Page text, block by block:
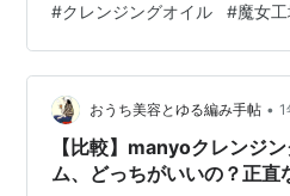
イルたち。 スルスルっとなめ
穴の奥の汚れまでやさしくキ
法がとろけていくみたい。 洗
ちり。 オイルなのに重たさゼ
しっとり感…？」と感じる人も
ダブル洗顔不要。 お風呂あが…
#クレンジングオイル #魔女
おうち美容とゆる編み手帖 •
【比較】manyoクレンジ
ム、どっちがいいの？正直